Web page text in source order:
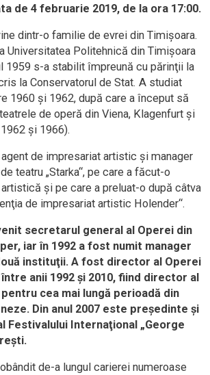
de 4 februarie 2019, de la ora 17:00.
dintr-o familie de evrei din Timișoara.
Universitatea Politehnică din Timişoara
1959 s-a stabilit împreună cu părinţii la
la Conservatorul de Stat. A studiat
1960 şi 1962, după care a început să
de operă din Viena, Klagenfurt şi
şi 1966).
de impresariat artistic şi manager
teatru „Starka“, pe care a făcut-o
şi pe care a preluat-o după câtva
de impresariat artistic Holender“.
secretarul general al Operei din
iar în 1992 a fost numit manager
instituţii. A fost director al Operei
anii 1992 şi 2010, fiind director al
cea mai lungă perioadă din
Din anul 2007 este preşedinte şi
Internaţional „George
de-a lungul carierei numeroase